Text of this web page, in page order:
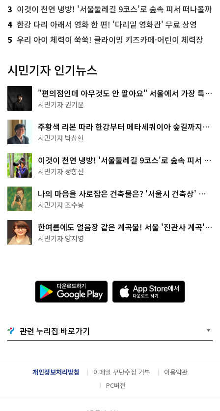
3 이것이 천연 냉방! '서울둘레길 9코스'로 숲속 피서 떠나볼까
4 한강 다리 아래서 영화 한 편! '다리밑 영화관' 무료 상영
5 우리 아이 체력이 쑥쑥! 클라이밍 키즈카페·어린이 체력장
시민기자 인기뉴스
"편의점인데 아무것도 안 팔아요" 서울에서 가장 특별
한 편의점의 정체
시민기자 권기윤
주황색 리본 따라 한강부터 메타세쿼이아 숲길까지…
서울둘레길 15코스
시민기자 박상현
이것이 천연 냉방! '서울둘레길 9코스'로 숲속 피서 떠
나볼까
시민기자 정향선
나의 마음을 사로잡은 건축물은? '서울시 건축상' 수
상작 공개!
시민기자 조수봉
한여름에도 얼음장 같은 계곡물! 서울 '진관사 계곡'이
천국이네~
시민기자 양지영
다
운
로
기
G
o
g
l
e
A
p
p
e
서
다
운
관련 누리집 바로가기
개인정보처리방침 이메일 무단수집 거부
이용약관
PC버전